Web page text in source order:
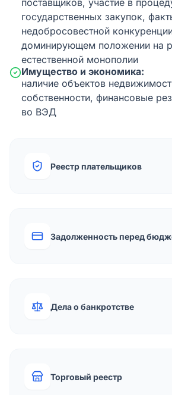
поставщиков, участие в
государственных закупок,
недобросовестной
доминирующем положении на
естественной монополии
Имущество и экономика:
наличие объектов
собственности, финансовые
во ВЭД
Реестр плательщиков
Задолженность перед
Дела о банкротстве
Торговый реестр